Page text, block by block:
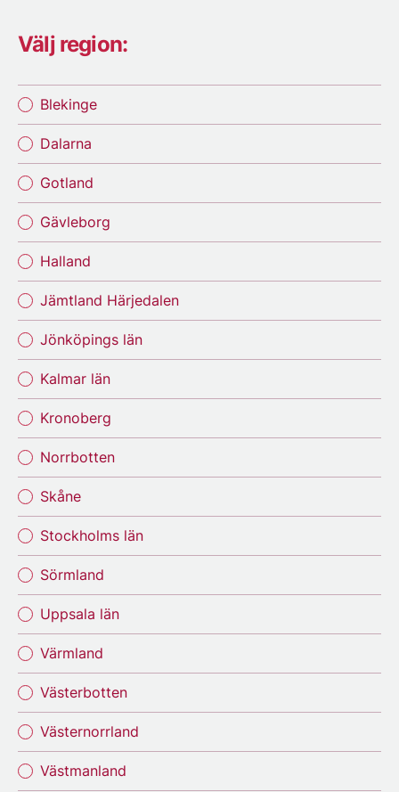
Välj region:
Blekinge
Dalarna
Gotland
Gävleborg
Halland
Jämtland Härjedalen
Jönköpings län
Kalmar län
Kronoberg
Norrbotten
Skåne
Stockholms län
Sörmland
Uppsala län
Värmland
Västerbotten
Västernorrland
Västmanland